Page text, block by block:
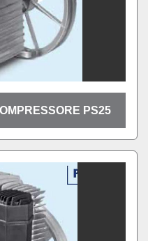
PS25